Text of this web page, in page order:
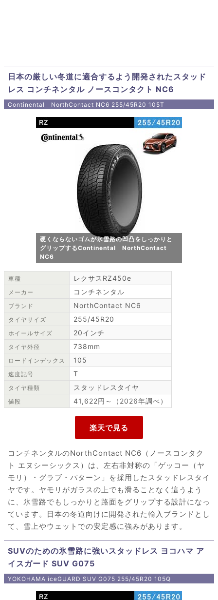
日本の厳しい冬道に適合するよう開発されたスタッド
レス コンチネンタル ノースコンタクト NC6
Continental NorthContact NC6 255/45R20 105T
硬くならないゴムが氷雪路の凹凸をしっかりと
グリップするContinental NorthContact
NC6
車種 レクサスRZ450e
メーカー コンチネンタル
ブランド NorthContact NC6
タイヤサイズ 255/45R20
ホイールサイズ 20インチ
タイヤ外径 738mm
ロードインデックス 105
速度記号 T
タイヤ種類 スタッドレスタイヤ
値段 41,622円～（2026年調べ）
コンチネンタルのNorthContact NC6（ノースコンタク
ト エヌシーシックス）は、左右非対称の「ゲッコー（ヤ
モリ）・グラブ・パターン」を採用したスタッドレスタイ
ヤです。ヤモリがガラスの上でも滑ることなく這うよう
に、氷雪路でもしっかりと路面をグリップする設計になっ
ています。日本の冬道向けに開発された輸入ブランドとし
て、雪上やウェットでの安定感に強みがあります。
SUVのための氷雪路に強いスタッドレス ヨコハマ ア
イスガード SUV G075
YOKOHAMA iceGUARD SUV G075 255/45R20 105Q